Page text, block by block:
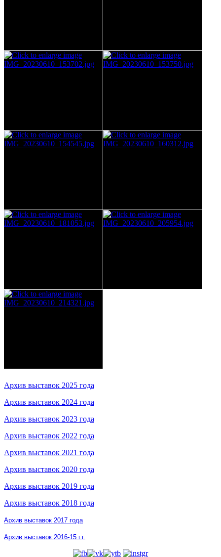
Архив выставок 2025 года
Архив выставок 2024 года
Архив выставок 2023 года
Архив выставок 2022 года
Архив выставок 2021 года
Архив выставок 2020 года
Архив выставок 2019 года
Архив выставок 2018 года
Архив выставок 2017 года
Архив выставок 2016-15 г.г.